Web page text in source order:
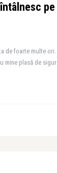
pe
de foarte multe
mine plasă de